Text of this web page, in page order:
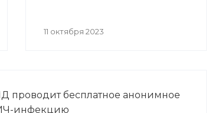
11 октября 2023
проводит бесплатное анонимное
инфекцию